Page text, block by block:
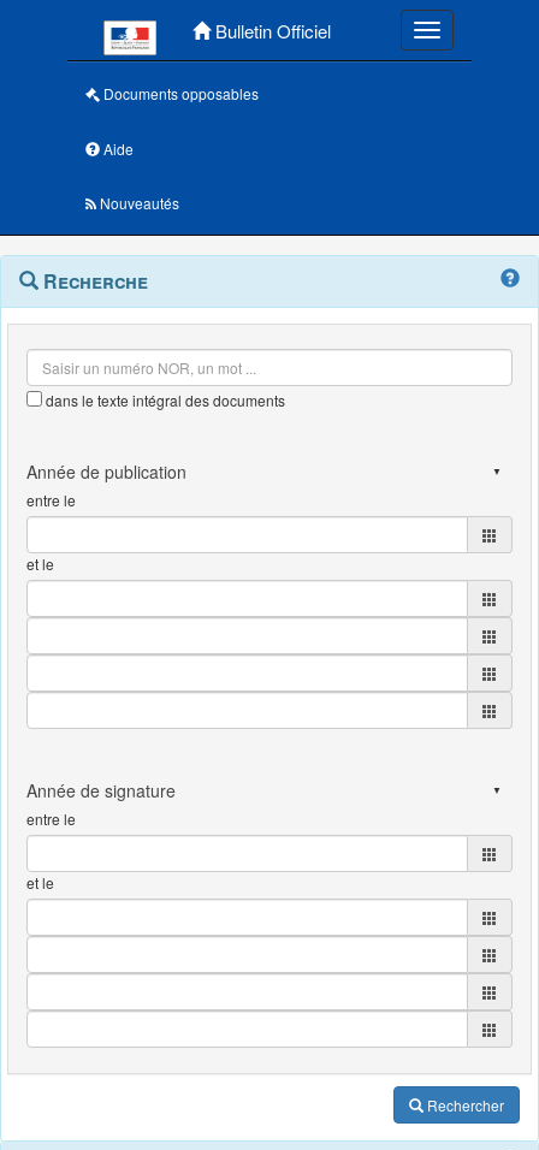
Bulletin Officiel Toggle
Documents opposables
Aide
Nouveautés
Navigation
outils
Menu
contextuel
Recherche
dans le texte intégral des documents
entre le
et le
entre le
et le
Rechercher